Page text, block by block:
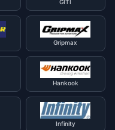
GITI
Gripmax
Hankook
Infinity